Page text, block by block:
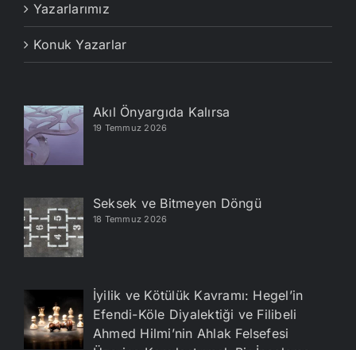
Yazarlarımız
Konuk Yazarlar
Akıl Önyargıda Kalırsa
19 Temmuz 2026
Seksek ve Bitmeyen Döngü
18 Temmuz 2026
İyilik ve Kötülük Kavramı: Hegel’in
Efendi-Köle Diyalektiği ve Filibeli
Ahmed Hilmi’nin Ahlak Felsefesi